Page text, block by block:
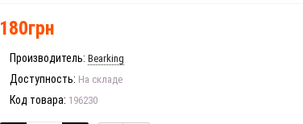
180грн
Производитель: Bearking
Доступность: На складе
Код товара: 196230